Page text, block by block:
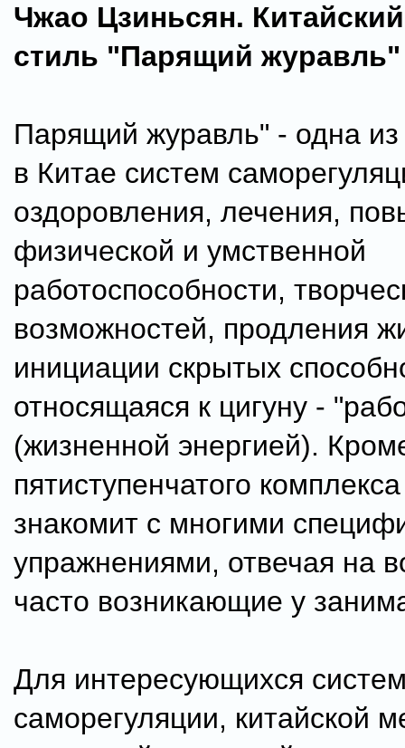
Чжао Цзиньсян.
стиль "Парящий журавль"
Парящий журавль" - одна
в Китае систем
оздоровления, лечения,
физической и умственной
работоспособности,
возможностей, продления
инициации скрытых
относящaяся к цигуну -
(жизненной энергией).
пятиступенчатого
знакомит с многими
упражнениями, отвечая на
часто возникающие у
Для интересующихся
саморегуляции, китайской